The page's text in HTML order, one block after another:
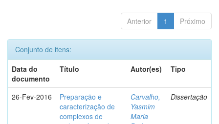
Anterior 1 Próximo
Conjunto de itens:
Data do
documento
Título Autor(es) Tipo
26-Fev-2016
Preparação e
caracterização de
complexos de
Carvalho,
Yasmim
Maria
Dissertação